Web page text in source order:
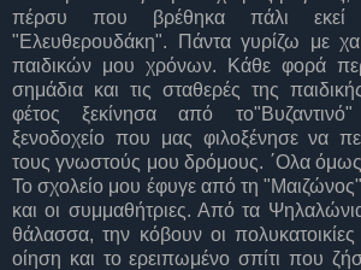
πέρσυ που βρέθηκα πάλι εκεί
"Ελευθερουδάκη". Πάντα γυρίζω με
παιδικών μου χρόνων. Κάθε φορά
σημάδια και τις σταθερές της
φέτος ξεκίνησα από
ξενοδοχείο που μας φιλοξένησε να
τους γνωστούς μου δρόμους. ΄Ολα όμως
Το σχολείο μου έφυγε από τη "Μαιζώνος",
και οι συμμαθήτριες. Από τα
θάλασσα, την κόβουν οι
οίηση και το ερειπωμένο σπίτι που